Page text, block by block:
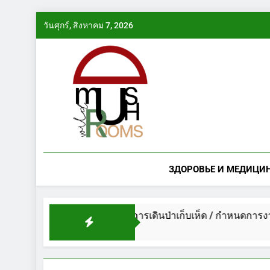
วันศุกร์, สิงหาคม 7, 2026
ЗДОРОВЬЕ И
กำหนดการกิจกรรมการเดินป่าเก็บเห็ด / กำหนดการงานกิจกรรม